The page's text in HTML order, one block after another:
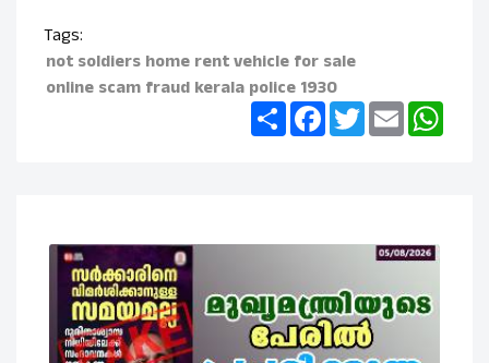
Tags:
not soldiers home rentvehicle for sale
online scam fraud kerala police 1930
ShareFacebookTwitterEmail